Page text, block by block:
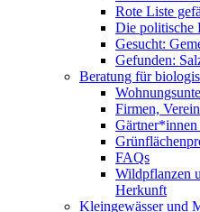
Rote Liste
Die politische
Gesucht:
Gefunden:
Beratung für
Firmen,
FAQs
Wildpflanzen
Herkunft
Kleingewässer und